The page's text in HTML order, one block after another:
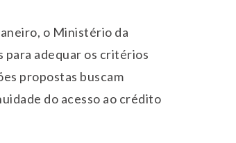
o Ministério da
para adequar os critérios
propostas buscam
do acesso ao crédito